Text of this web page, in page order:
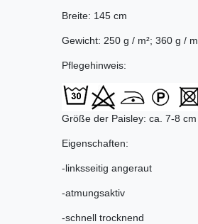
Breite: 145 cm
Gewicht: 250 g / m²; 360 g / m
Pflegehinweis:
Größe der Paisley: ca. 7-8 cm
Eigenschaften:
-linksseitig angeraut
-atmungsaktiv
-schnell trocknend